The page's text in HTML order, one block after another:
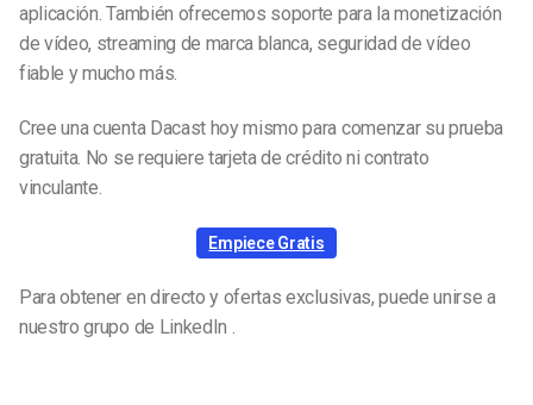
aplicación. También ofrecemos soporte para la monetización
de vídeo, streaming de marca blanca, seguridad de vídeo
fiable y mucho más.
Cree una cuenta Dacast hoy mismo para comenzar su prueba
gratuita. No se requiere tarjeta de crédito ni contrato
vinculante.
Empiece Gratis
Para obtener en directo y ofertas exclusivas, puede unirse a
nuestro grupo de LinkedIn .